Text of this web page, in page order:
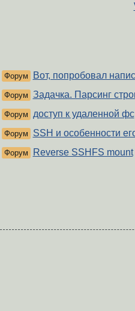
Форум Вот, попробовал
Форум Задачка. Парсинг
Форум доступ к удаленной фс
Форум SSH и особенности
Форум Reverse SSHFS mount